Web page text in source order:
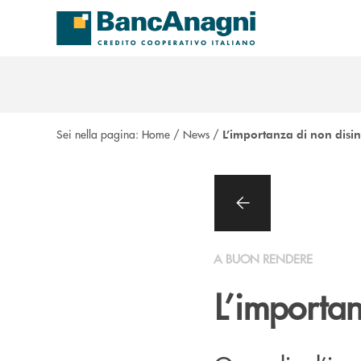
Salta al contenuto principale
Sei nella pagina: Home / News / L’importanza di non
A BUON RENDERE